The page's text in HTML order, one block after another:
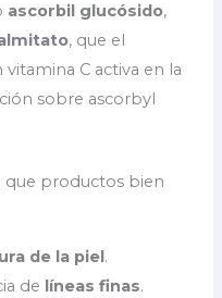
ascorbil glucósido,
, que el
C activa en la
sobre ascorbyl
que productos bien
de la piel.
de líneas finas.